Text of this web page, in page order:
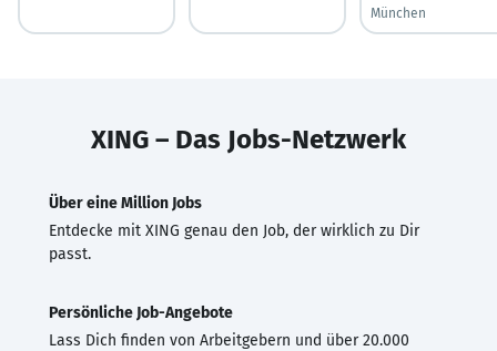
München
XING – Das Jobs-Netzwerk
Über eine Million Jobs
Entdecke mit XING genau den Job, der wirklich zu Dir
passt.
Persönliche Job-Angebote
Lass Dich finden von Arbeitgebern und über 20.000